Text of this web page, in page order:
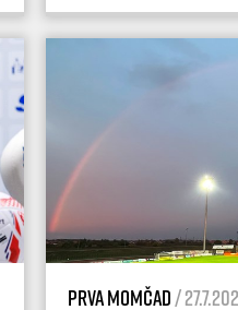
Prva momčad/